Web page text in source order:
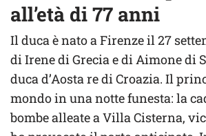
all’età di 77 anni
Il duca è nato a Firenze il 27
di Irene di Grecia e di Aimone di
duca d’Aosta re di Croazia. Il
mondo in una notte funesta: la
bombe alleate a Villa Cisterna,